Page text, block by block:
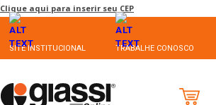
Clique aqui para inserir seu CEP
SITE INSTITUCIONAL TRABALHE CONOSCO